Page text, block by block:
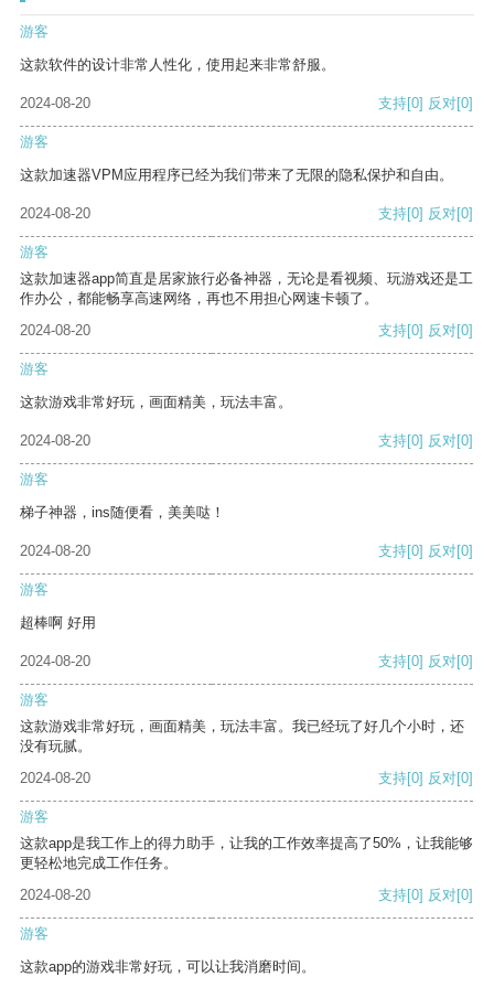
游客
这款软件的设计非常人性化，使用起来非常舒服。
2024-08-20 支持[0] 反对[0]
游客
这款加速器VPM应用程序已经为我们带来了无限的隐私保护和自由。
2024-08-20 支持[0] 反对[0]
游客
这款加速器app简直是居家旅行必备神器，无论是看视频、玩游戏还是工
作办公，都能畅享高速网络，再也不用担心网速卡顿了。
2024-08-20
支持[0] 反对[0]
游客
这款游戏非常好玩，画面精美，玩法丰富。
2024-08-20 支持[0] 反对[0]
游客
梯子神器，ins随便看，美美哒！
2024-08-20 支持[0] 反对[0]
游客
超棒啊 好用
2024-08-20 支持[0] 反对[0]
游客
这款游戏非常好玩，画面精美，玩法丰富。我已经玩了好几个小时，还
没有玩腻。
2024-08-20
支持[0] 反对[0]
游客
这款app是我工作上的得力助手，让我的工作效率提高了50%，让我能够
更轻松地完成工作任务。
2024-08-20
支持[0] 反对[0]
游客
这款app的游戏非常好玩，可以让我消磨时间。